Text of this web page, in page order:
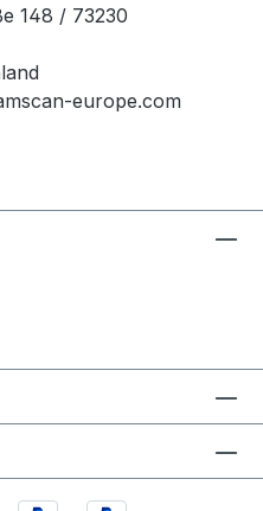
148 / 73230
europe.com